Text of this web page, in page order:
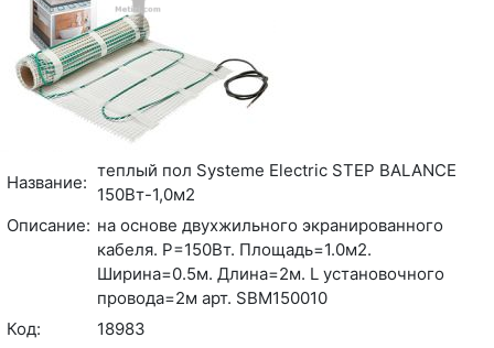
Название:
теплый пол Systeme Electric STEP BALANCE
150Вт-1,0м2
Описание: на основе двухжильного экранированного
кабеля. P=150Вт. Площадь=1.0м2.
Ширина=0.5м. Длина=2м. L установочного
провода=2м арт. SBM150010
Код:
18983